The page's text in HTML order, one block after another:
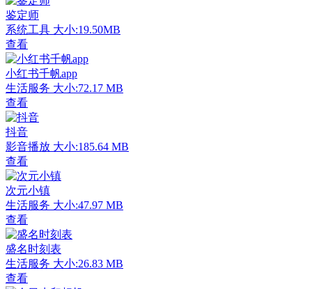
鉴定师
系统工具 大小:19.50MB
查看
小红书千帆app
生活服务 大小:72.17 MB
查看
抖音
影音播放 大小:185.64 MB
查看
次元小镇
生活服务 大小:47.97 MB
查看
盛名时刻表
生活服务 大小:26.83 MB
查看